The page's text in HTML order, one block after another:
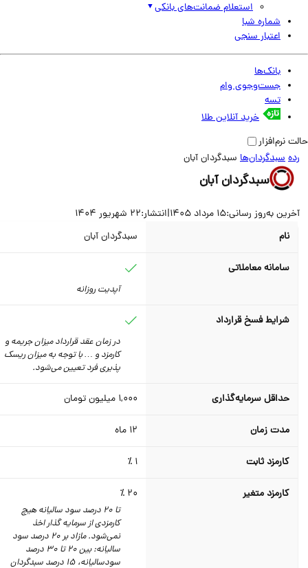
استعلام ضمانت‌های بانکی
شماره شبا
اعتبار سنجی
بانک‌ها
جست‌وجوی وام
تسه
خرید آنلاین طلا
سبدگردان‌هاسبدگردان آبان
سبدگردان آبان
به‌روز رسانی:15 مرداد 1405 |انتشار:22 شهریور 1404
سبدگردان آبان
سامانه معاملاتی
آپدیت روزانه
شرایط فسخ قرارداد
در زمان عقد قرارداد میزان جریمه و
کارمزد و … با توجه به میزان ریسک
پذیری فرد تعیین می‌شود.
حداقل سرمایه‌گذاری 1,000میلیون تومان
مدت زمان ماه
کارمزد ثابت
کارمزد متغیر
تا 20 درصد سود سالیانه هیچ
کارمزدی از سرمایه گذار اخذ
نمی‌شود. مازاد بر 20 درصد سود
سالیانه: بین 20 تا 30 درصد
سودسالیانه، 15 درصد سبدگردان